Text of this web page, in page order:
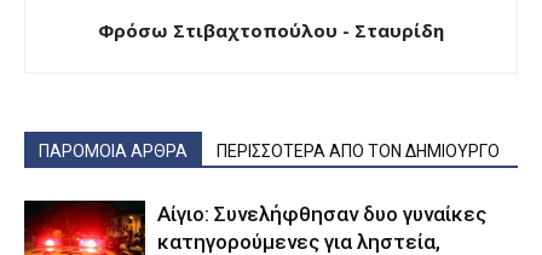
Φρόσω Στιβαχτοπούλου - Σταυρίδη
ΠΑΡΟΜΟΙΑ ΑΡΘΡΑ ΠΕΡΙΣΣΟΤΕΡΑ ΑΠΟ ΤΟΝ ΔΗΜΙΟΥΡΓΟ
Αίγιο: Συνελήφθησαν δυο γυναίκες
κατηγορούμενες για ληστεία,